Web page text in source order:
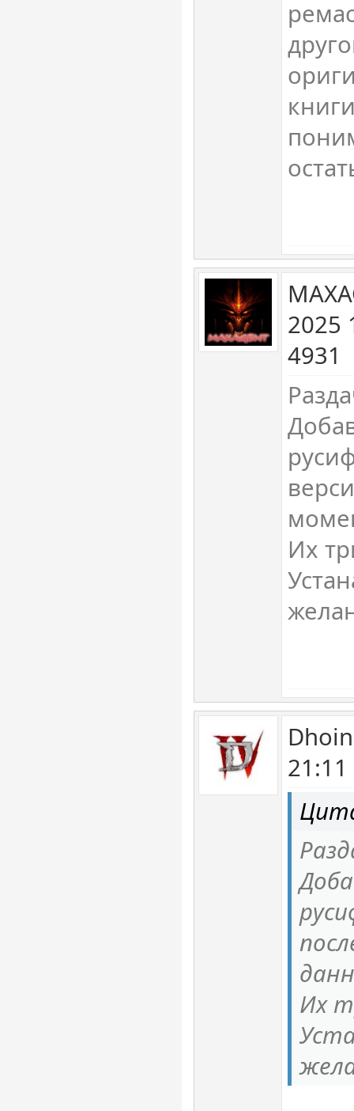
2025
4931
Их
Их